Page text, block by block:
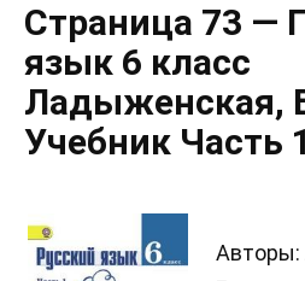
Страница 73 —
язык 6 класс
Ладыженская,
Учебник Часть
Авторы: